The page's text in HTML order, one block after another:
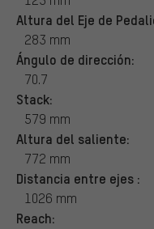
Altura del Eje de
283 mm
Ángulo de dirección:
70.7
Stack:
579 mm
Altura del saliente:
772 mm
Distancia entre ejes :
1026 mm
Reach: